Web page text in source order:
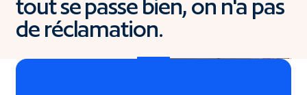
tout se passe bien, on n'a pas
de réclamation.